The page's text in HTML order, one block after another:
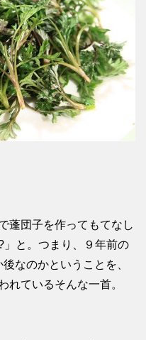
蓬団子を作ってもてなし
と。つまり、９年前の
なのかということを、
れているそんな一首。